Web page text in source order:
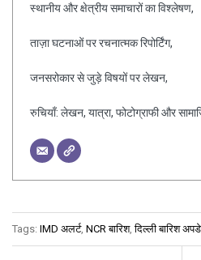
स्थानीय और क्षेत्रीय समाचारों का विश्लेषण,
ताज़ा घटनाओं पर रचनात्मक रिपोर्टिंग,
जनसरोकार से जुड़े विषयों पर लेखन,
रुचियाँ: लेखन, यात्रा, फोटोग्राफी और
Tags: IMD अलर्ट, NCR बारिश,दिल्ली बारिश